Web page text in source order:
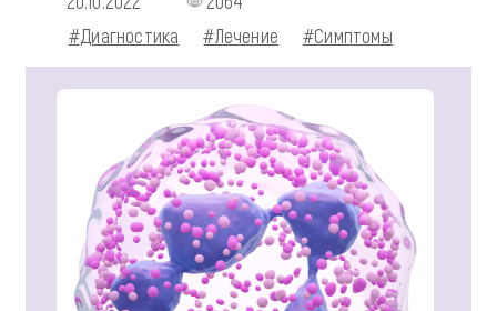
#Диагностика
#Лечение #Симптомы